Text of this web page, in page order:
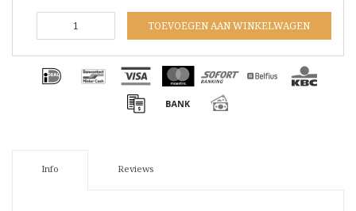
TOEVOEGEN AAN WINKELWAGEN
Info Reviews